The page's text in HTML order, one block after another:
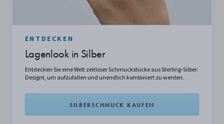
ENTDECKEN
Lagenlook in Silber
Entdecken Sie eine Welt zeitloser Schmuckstücke aus Sterling-Silber.
Designt, um aufzufallen und unendlich kombiniert zu werden.
SILBERSCHMUCK KAUFEN